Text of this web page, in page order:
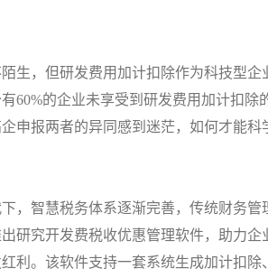
生，但研发费用加计扣除作为科技型
60%的企业未享受到研发费用加计扣除
申报两者的异同感到迷茫，如何才能
，智慧税务体系逐渐完善，传统财务
研究开发费税收优惠管理软件，助力
利。该软件支持一套系统生成加计扣